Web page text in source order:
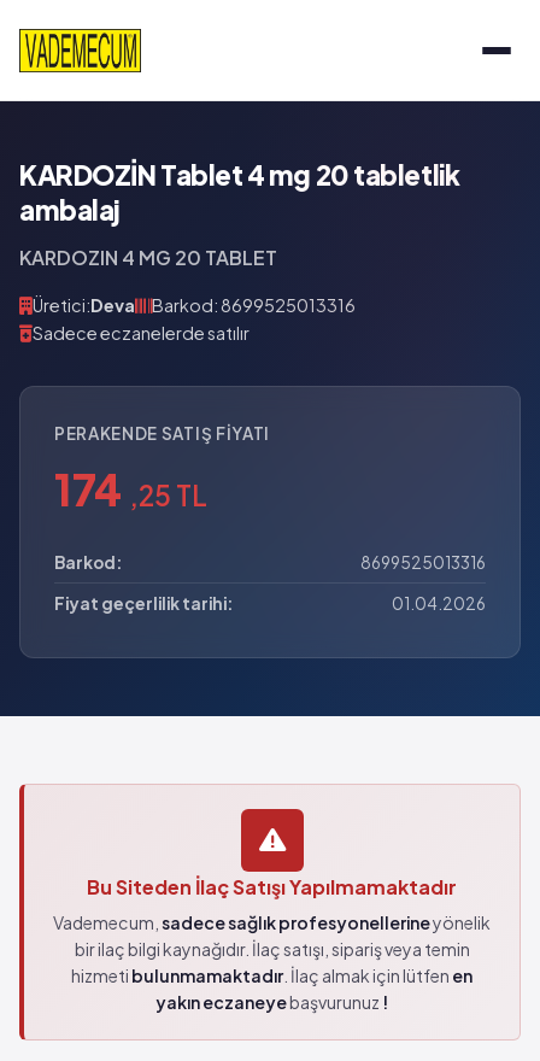
KARDOZİN Tablet 4 mg 20 tabletlik
ambalaj
KARDOZIN 4 MG 20 TABLET
Üretici:Deva
Barkod: 8699525013316
Sadece eczanelerde satılır
PERAKENDE SATIŞ FIYATI
174 ,25 TL
Barkod:
8699525013316
Fiyat geçerlilik tarihi:
01.04.2026
Bu Siteden İlaç Satışı Yapılmamaktadır
Vademecum, sadece sağlık profesyonellerineyönelik
bir ilaç bilgi kaynağıdır. İlaç satışı, sipariş veya temin
hizmeti bulunmamaktadır. İlaç almak için lütfen en
yakın eczaneyebaşvurunuz !